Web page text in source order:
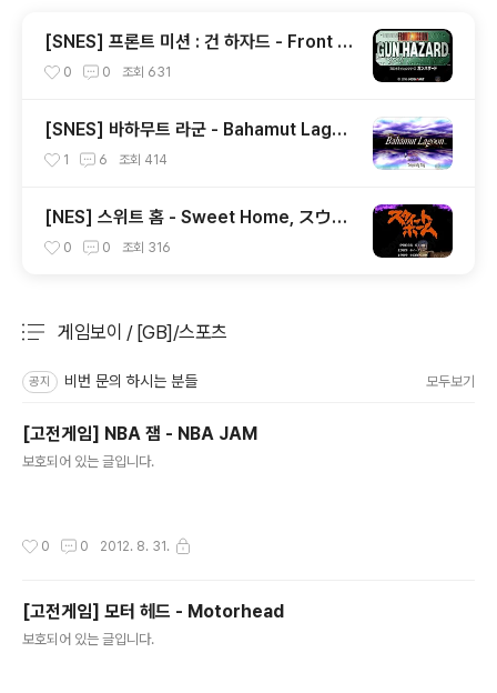
[SNES] 프론트 미션 : 건 하자드 - Front M
ission : Gun Hazard, フロントミッショ
0 0 조회 631
[SNES] 바하무트 라군 - Bahamut Lagoo
n, バハムート ラグーン
1 6 조회 414
[NES] 스위트 홈 - Sweet Home, スウィ
ートホーム
0 0 조회 316
게임보이 / [GB]/스포츠
공지 비번 문의 하시는 분들 모두보기
[고전게임] NBA 잼 - NBA JAM
보호되어 있는 글입니다.
0 0 2012. 8. 31.
[고전게임] 모터 헤드 - Motorhead
보호되어 있는 글입니다.